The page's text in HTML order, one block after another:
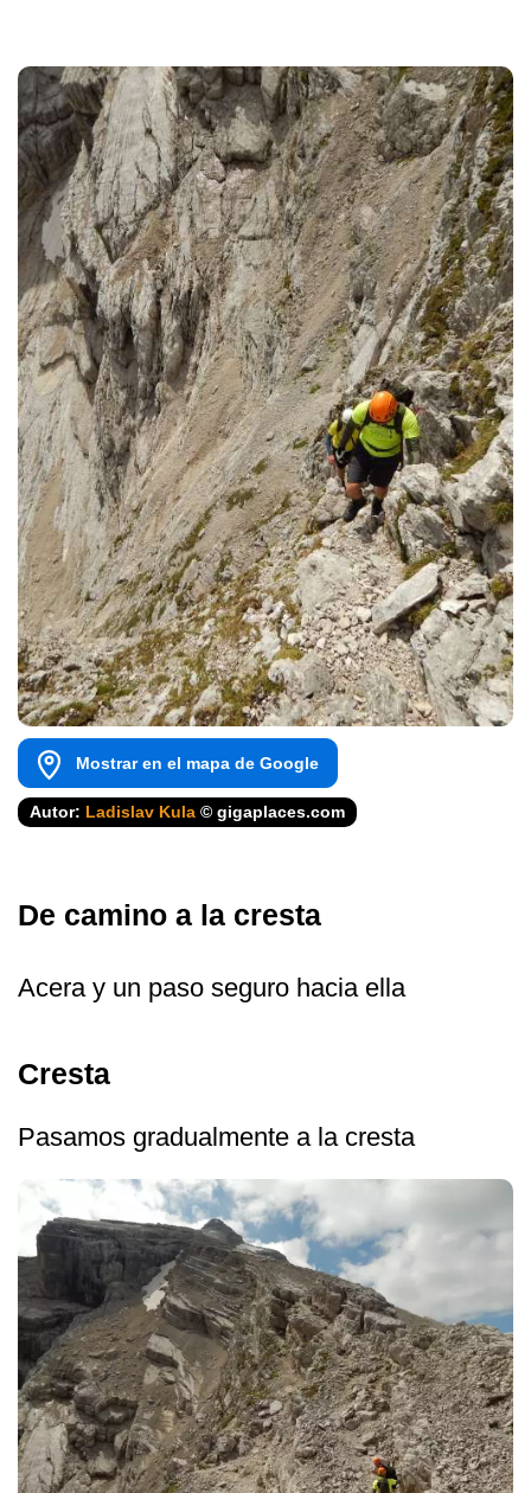
Mostrar en el mapa de Google
Autor: Ladislav Kula © gigaplaces.com
De camino a la cresta
Acera y un paso seguro hacia ella
Cresta
Pasamos gradualmente a la cresta